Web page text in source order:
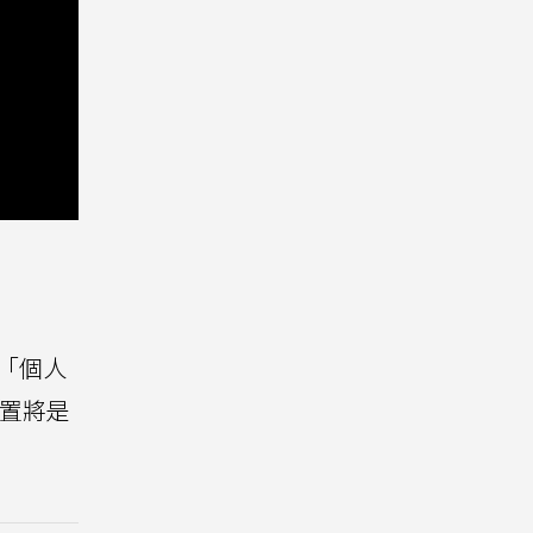
個人
將是